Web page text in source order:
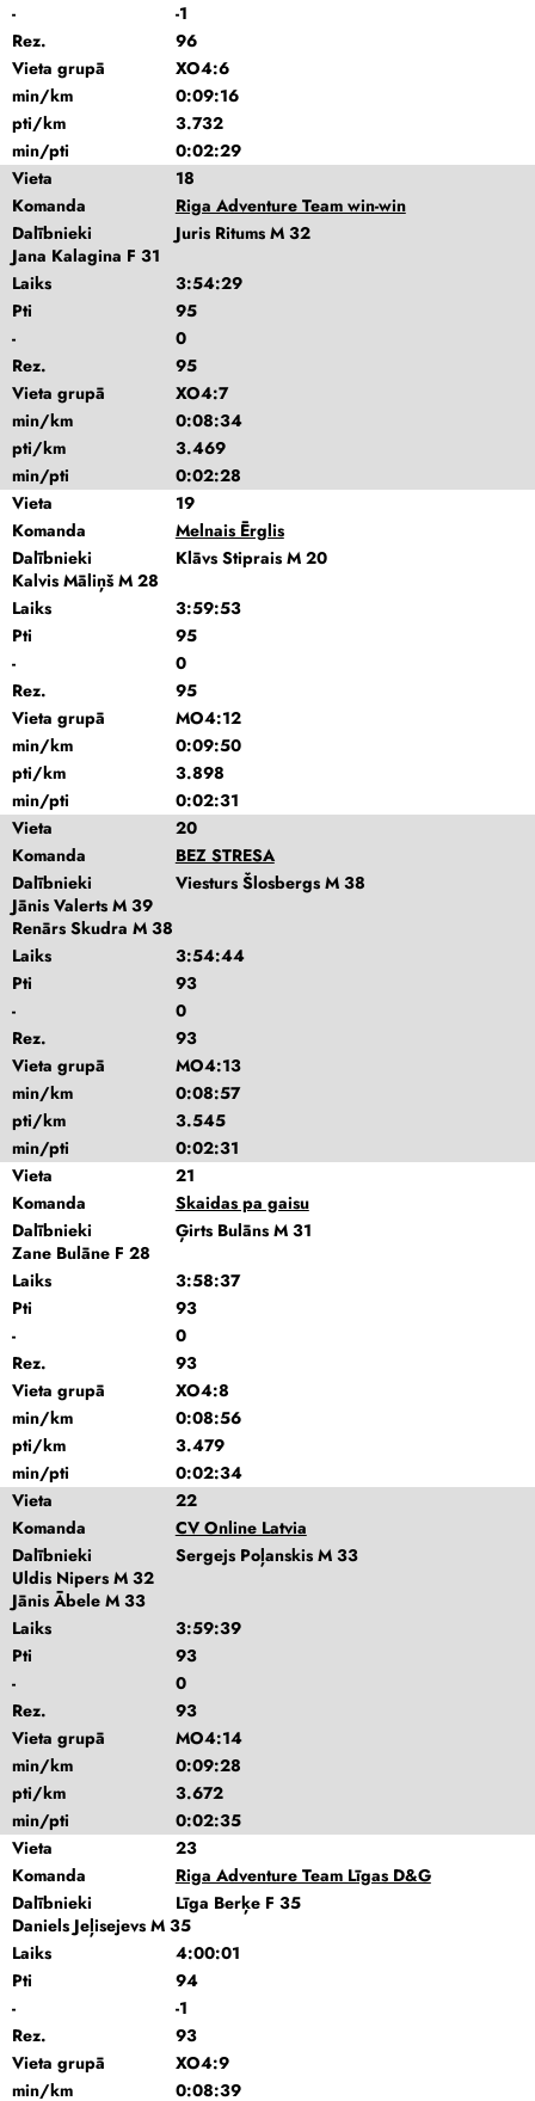
-
-1
Rez.
96
Vieta grupā
XO4:6
min/km
0:09:16
pti/km
3.732
min/pti
0:02:29
Vieta
18
Komanda
Riga Adventure Team win-win
Dalībnieki
Juris Ritums M 32
Jana Kalagina F 31
Laiks
3:54:29
Pti
95
-
0
Rez.
95
Vieta grupā
XO4:7
min/km
0:08:34
pti/km
3.469
min/pti
0:02:28
Vieta
19
Komanda
Melnais Ērglis
Dalībnieki
Klāvs Stiprais M 20
Kalvis Māliņš M 28
Laiks
3:59:53
Pti
95
-
0
Rez.
95
Vieta grupā
MO4:12
min/km
0:09:50
pti/km
3.898
min/pti
0:02:31
Vieta
20
Komanda
BEZ STRESA
Dalībnieki
Viesturs Šlosbergs M 38
Jānis Valerts M 39
Renārs Skudra M 38
Laiks
3:54:44
Pti
93
-
0
Rez.
93
Vieta grupā
MO4:13
min/km
0:08:57
pti/km
3.545
min/pti
0:02:31
Vieta
21
Komanda
Skaidas pa gaisu
Dalībnieki
Ģirts Bulāns M 31
Zane Bulāne F 28
Laiks
3:58:37
Pti
93
-
0
Rez.
93
Vieta grupā
XO4:8
min/km
0:08:56
pti/km
3.479
min/pti
0:02:34
Vieta
22
Komanda
CV Online Latvia
Dalībnieki
Sergejs Poļanskis M 33
Uldis Nipers M 32
Jānis Ābele M 33
Laiks
3:59:39
Pti
93
-
0
Rez.
93
Vieta grupā
MO4:14
min/km
0:09:28
pti/km
3.672
min/pti
0:02:35
Vieta
23
Komanda
Riga Adventure Team Līgas D&G
Dalībnieki
Līga Berķe F 35
Daniels Jeļisejevs M 35
Laiks
4:00:01
Pti
94
-
-1
Rez.
93
Vieta grupā
XO4:9
min/km
0:08:39